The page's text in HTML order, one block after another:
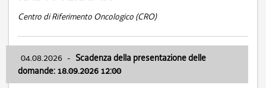
Centro di Riferimento Oncologico (CRO)
04.08.2026 - Scadenza della presentazione delle
domande: 18.09.2026 12:00